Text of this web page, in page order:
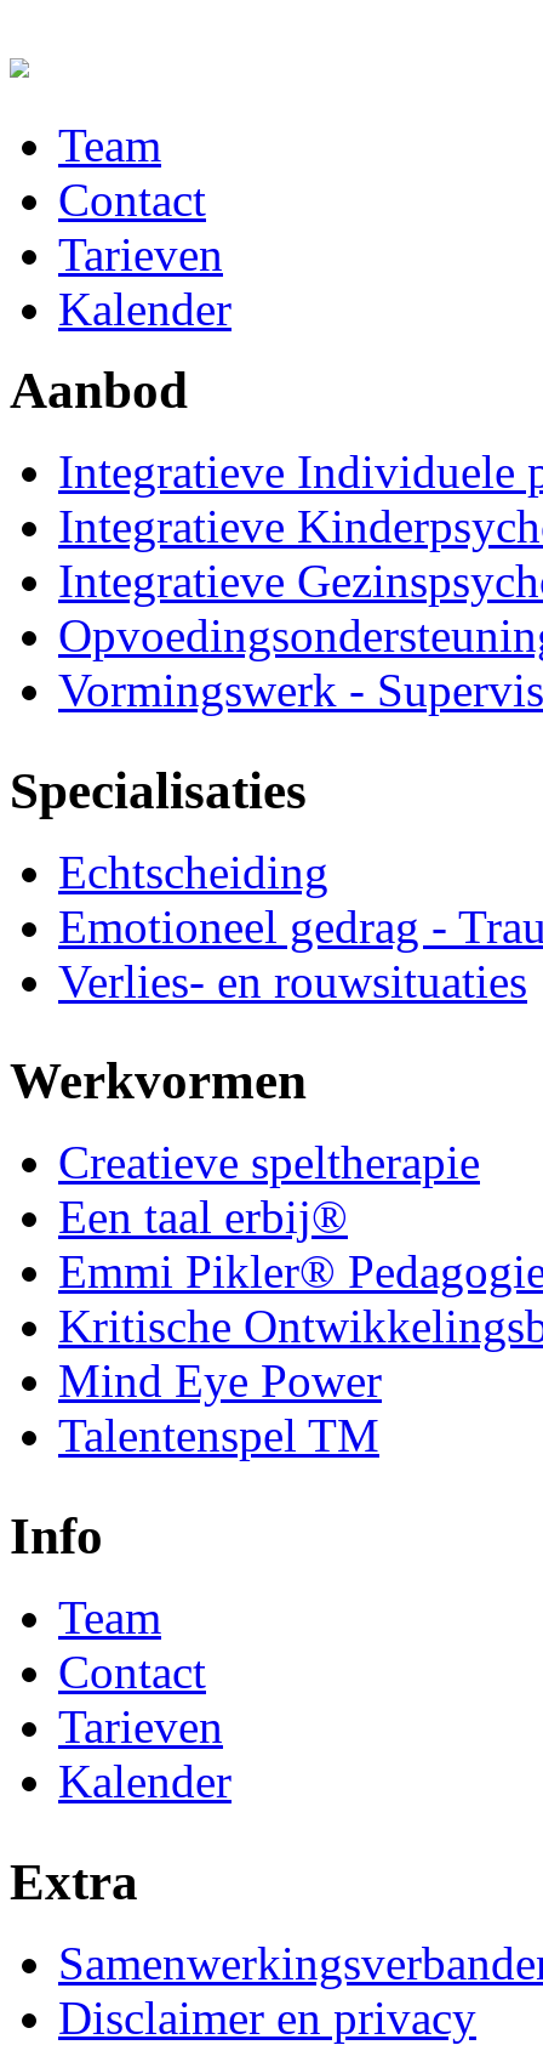
Main menu
Team
Contact
Tarieven
Kalender
Aanbod
Integratieve Individuele
Integratieve
Integratieve
Vormingswerk -
Specialisaties
Echtscheiding
Emotioneel gedrag -
Verlies- en rouwsituaties
Werkvormen
Creatieve speltherapie
Een taal erbij®
Emmi Pikler®
Kritische
Mind Eye Power
Talentenspel TM
Info
Team
Contact
Tarieven
Kalender
Extra
Disclaimer en privacy